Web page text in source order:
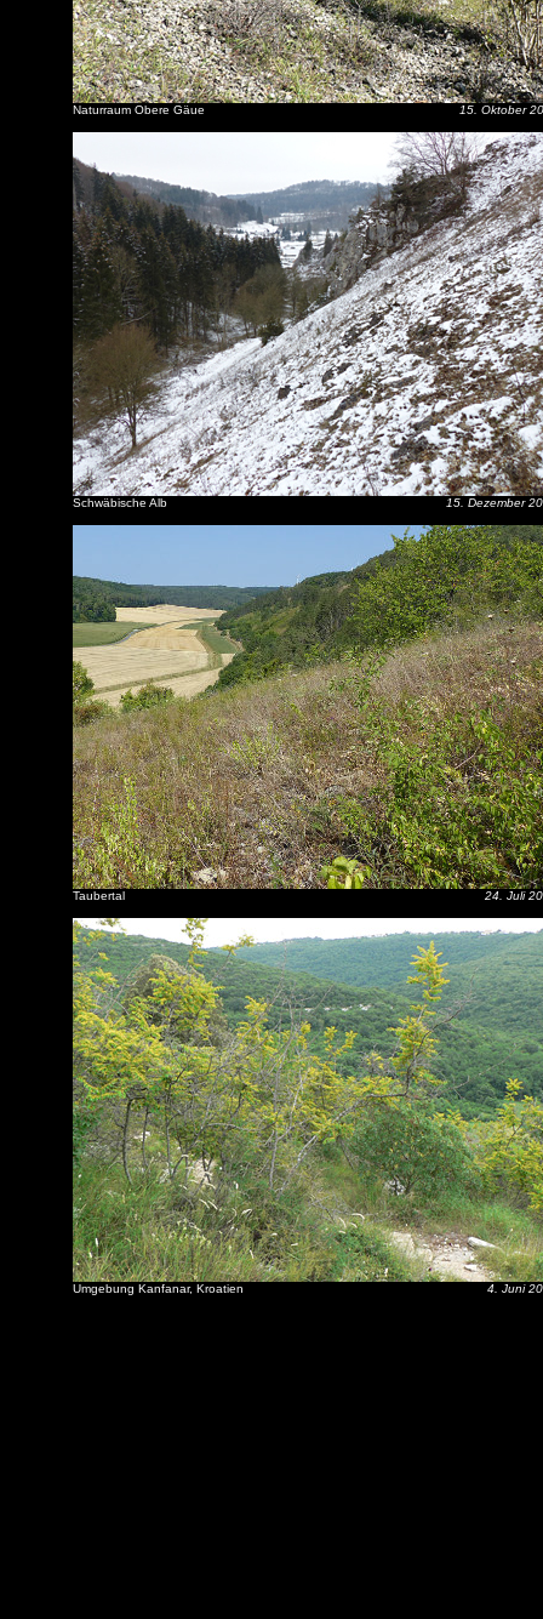
Naturraum Obere Gäue 15. Oktober
Schwäbische Alb 15. Dezember
Taubertal 24. Juli
Umgebung Kanfanar, Kroatien 4. Juni